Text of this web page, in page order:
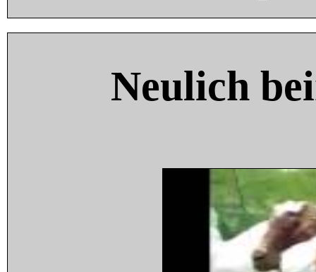
Neulich